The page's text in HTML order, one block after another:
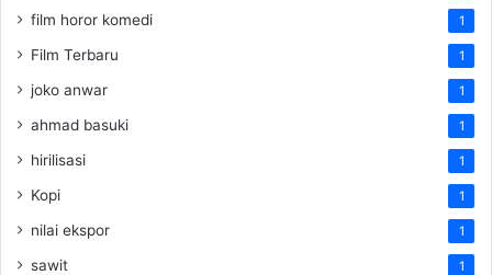
film horor komedi 1
Film Terbaru 1
joko anwar 1
ahmad basuki 1
hirilisasi 1
Kopi 1
nilai ekspor 1
sawit 1